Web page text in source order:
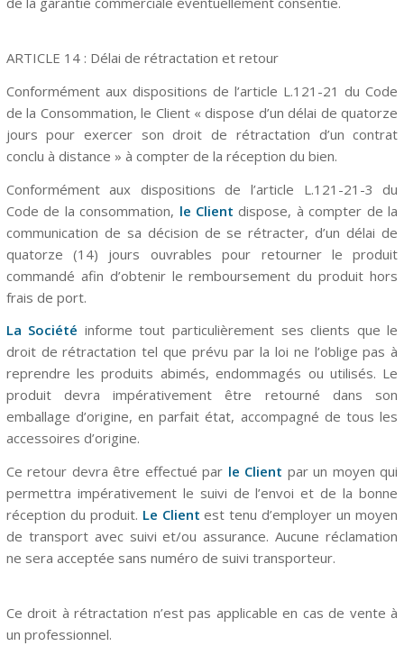
ARTICLE 14: Délai de rétractation et retour
Conformément aux dispositions del’article L.121-21 du Code
de la Consommation, le Client « dispose d’un délai de quatorze
jours pour exercer son droit de rétractation d’un contrat
conclu à distance » à compter de la réception du bien.
Conformément aux dispositions de l’article L.121-21-3 du
Code de la consommation, le Client dispose, à compter de la
communication de sa décision de se rétracter, d’un délai de
quatorze (14) jours ouvrables pour retourner le produit
commandé afin d’obtenir le remboursement du produit hors
frais de port.
La Société informe tout particulièrement ses clients que le
droit de rétractation tel que prévu par la loi ne l’oblige pas à
reprendre les produits abimés, endommagés ou utilisés. Le
produit devra impérativement être retourné dans son
emballage d’origine, en parfait état, accompagné de tous les
accessoires d’origine.
Ce retour devra être effectué par le Client par un moyen qui
permettra impérativement le suivi de l’envoi et de la bonne
réception du produit. Le Client est tenu d’employer un moyen
de transport avec suivi et/ou assurance. Aucune réclamation
ne sera acceptée sans numéro de suivi transporteur.
Ce droit à rétractation n’est pas applicable en cas de vente à
un professionnel.